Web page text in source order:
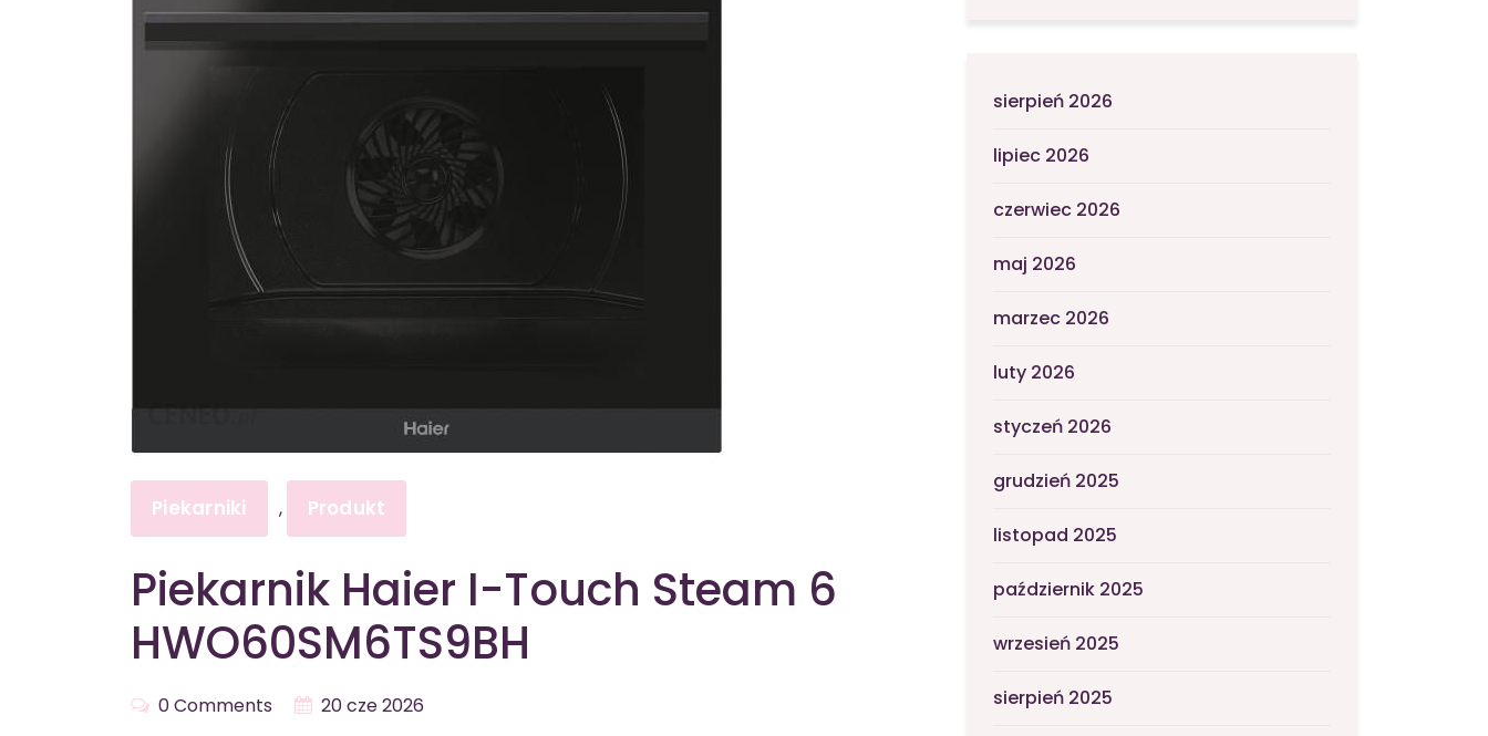
Piekarniki , Produkt
Piekarnik Haier I-Touch Steam 6
HWO60SM6TS9BH
0 Comments 20 cze 2026
sierpień 2026
lipiec 2026
czerwiec 2026
maj 2026
marzec 2026
luty 2026
styczeń 2026
grudzień 2025
listopad 2025
październik 2025
wrzesień 2025
sierpień 2025